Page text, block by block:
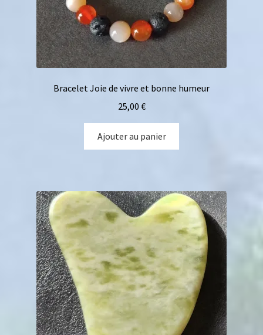
Avis clients
Mon compte
Panier
Bracelet Joie de vivre et bonne humeur
25,00 €
Ajouter au panier